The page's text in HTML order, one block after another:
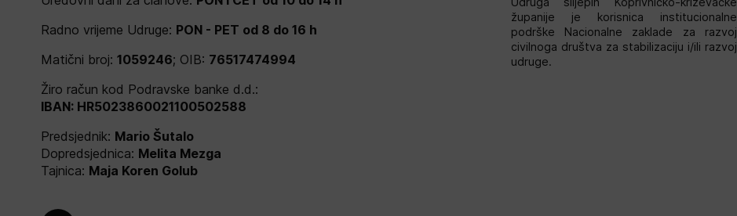
Radno vrijeme Udruge: PON - PET od 8 do 16 h
Matični broj: 1059246; OIB: 76517474994
Žiro račun kod Podravske banke d.d.:
IBAN: HR5023860021100502588
Predsjednik: Mario Šutalo
Dopredsjednica: Melita Mezga
Tajnica: Maja Koren Golub
županije je korisnica institucionalne
podrške Nacionalne zaklade za razvoj
civilnoga društva za stabilizaciju i/ili razvoj
udruge.